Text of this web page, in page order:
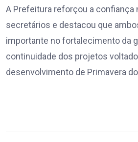
A Prefeitura reforçou a confiança
secretários e destacou que
importante no fortalecimento da
continuidade dos projetos
desenvolvimento de Primavera